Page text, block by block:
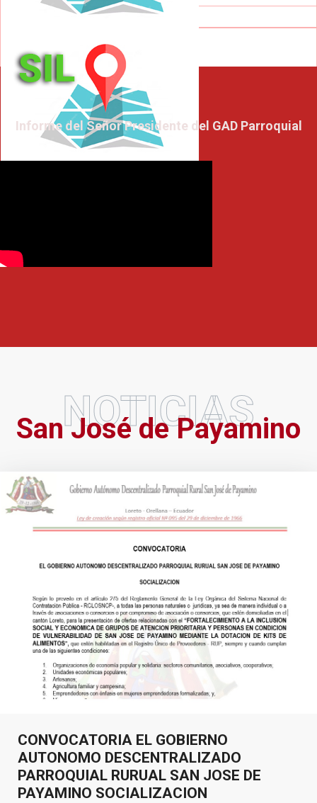
Informe del Señor Presidente del GAD Parroquial
NOTICIAS
San José de Payamino
CONVOCATORIA EL GOBIERNO
AUTONOMO DESCENTRALIZADO
PARROQUIAL RURUAL SAN JOSE DE
PAYAMINO SOCIALIZACION